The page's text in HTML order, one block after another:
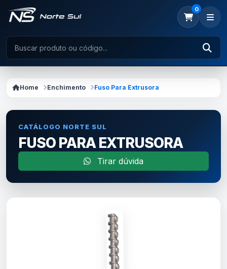
0
Home Enchimento Fuso Para Extrusora
CATÁLOGO NORTE SUL
FUSO PARA EXTRUSORA
Tirar dúvida